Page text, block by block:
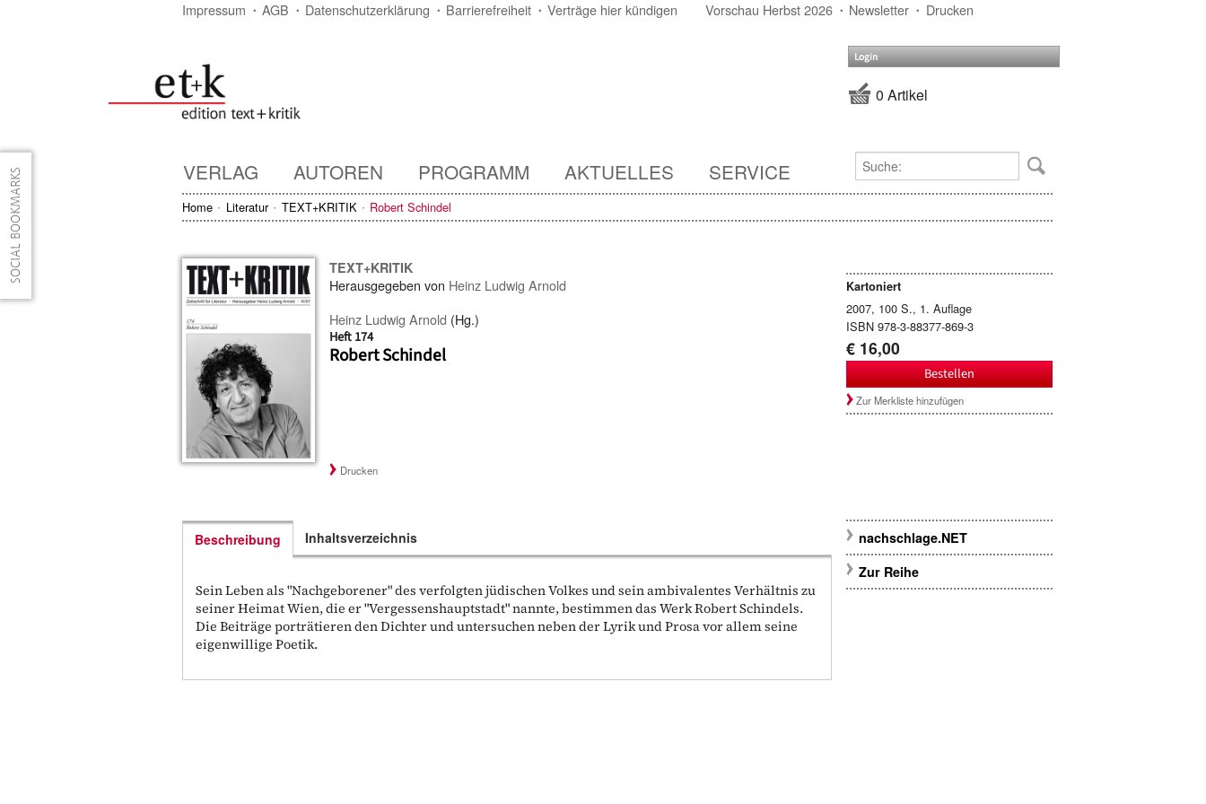
Impressum AGB Datenschutzerklärung Barrierefreiheit Verträge hier kündigen Vorschau Herbst 2026 Newsletter Drucken
Login
0 Artikel
VERLAG AUTOREN PROGRAMM AKTUELLES SERVICE
Home Literatur TEXT+KRITIK Robert Schindel
TEXT+KRITIK
Herausgegeben von Heinz Ludwig Arnold
Heinz Ludwig Arnold (Hg.)
Heft 174
Robert Schindel
Kartoniert
2007, 100 S., 1. Auflage
ISBN 978-3-88377-869-3
€ 16,00
Bestellen
Zur Merkliste hinzufügen
Drucken
Beschreibung
Sein Leben als "Nachgeborener" des verfolgten jüdischen Volkes und sein ambivalentes Verhältnis zu
seiner Heimat Wien, die er "Vergessenshauptstadt" nannte, bestimmen das Werk Robert Schindels.
Die Beiträge porträtieren den Dichter und untersuchen neben der Lyrik und Prosa vor allem seine
eigenwillige Poetik.
Inhaltsverzeichnis
nachschlage.NET
Zur Reihe